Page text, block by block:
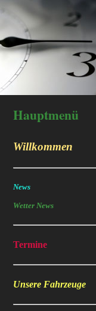
Hauptmenü
Willkommen
News
Wetter News
Termine
Unsere Fahrzeuge